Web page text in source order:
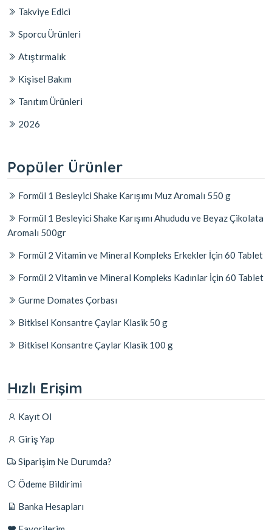
Takviye Edici
Sporcu Ürünleri
Atıştırmalık
Kişisel Bakım
Tanıtım Ürünleri
2026
Popüler Ürünler
Formül 1 Besleyici Shake Karışımı Muz Aromalı 550 g
Formül 1 Besleyici Shake Karışımı Ahududu ve Beyaz Çikolata
Aromalı 500gr
Formül 2 Vitamin ve Mineral Kompleks Erkekler İçin 60 Tablet
Formül 2 Vitamin ve Mineral Kompleks Kadınlar İçin 60 Tablet
Gurme Domates Çorbası
Bitkisel Konsantre Çaylar Klasik 50 g
Bitkisel Konsantre Çaylar Klasik 100 g
Hızlı Erişim
Kayıt Ol
Giriş Yap
Siparişim Ne Durumda?
Ödeme Bildirimi
Banka Hesapları